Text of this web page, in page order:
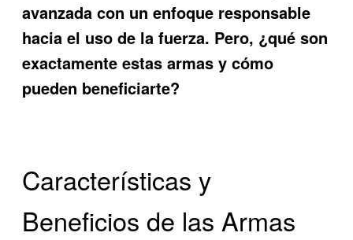
avanzada con un enfoque responsable
hacia el uso de la fuerza. Pero, ¿qué son
exactamente estas armas y cómo
pueden beneficiarte?
Características y
Beneficios de las Armas